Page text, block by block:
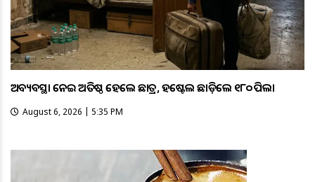
ଅବ୍ୟବସ୍ଥା ନେଇ ଅତିଷ୍ଠ ହେଲେ ଛାତ୍ର, ହଷ୍ଟେଲ ଛାଡ଼ିଲେ ୧୮୦ ପିଲା
August 6, 2026 | 5:35 PM